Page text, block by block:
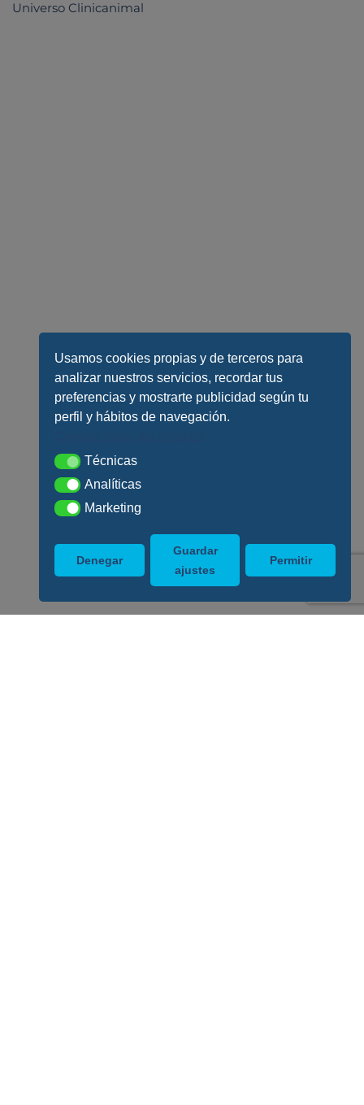
Universo Clinicanimal
Usamos cookies propias y de terceros para
analizar nuestros servicios, recordar tus
preferencias y mostrarte publicidad según tu
perfil y hábitos de navegación.
TécnicasTécnicas
AnalíticasAnalíticas
MarketingMarketing
Denegar
Guardar
ajustes
Permitir